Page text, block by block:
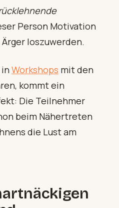
Person Motivation
loszuwerden.
inWorkshops mit den
kommt ein
Die Teilnehmer
beim Nähertreten
die Lust am